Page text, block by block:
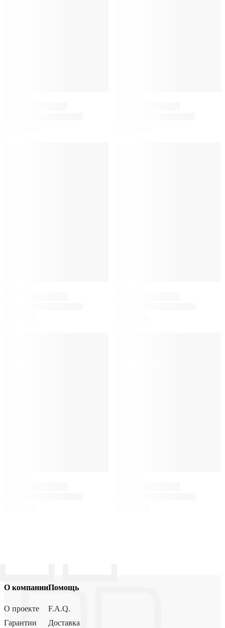
О компании
О проекте
Гарантии
Помощь
F.A.Q.
Доставка